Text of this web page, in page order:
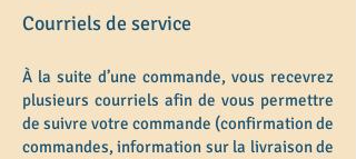
Courriels de service
À la suite d’une commande, vous recevrez
plusieurs courriels afin de vous permettre
de suivre votre commande (confirmation de
commandes, information sur la livraison de